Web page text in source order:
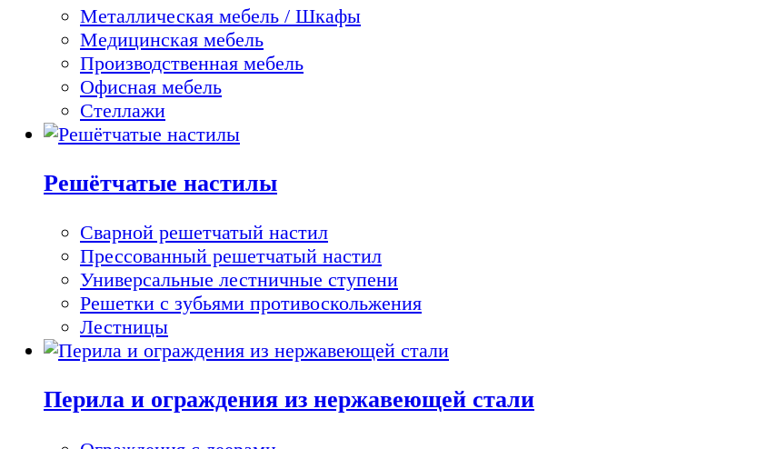
Металлическая мебель / Шкафы
Медицинская мебель
Производственная мебель
Офисная мебель
Стеллажи
Решётчатые настилы
Cварной решетчатый настил
Прессованный решетчатый настил
Универсальные лестничные ступени
Решетки с зубьями противоскольжения
Лестницы
Перила и ограждения из нержавеющей стали